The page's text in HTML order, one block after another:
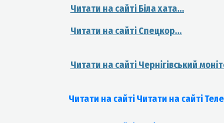
Читати на сайті Біла хата...
Читати на сайті Спецкор...
Читати на сайті Чернігівський
Читати на сайті Читати на сайті